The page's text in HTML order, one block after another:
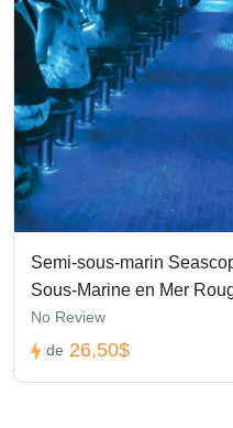
Semi-sous-marin
Sous-Marine en Mer
No Review
de 26,50$